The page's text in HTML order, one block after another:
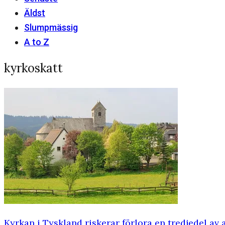
Äldst
Slumpmässig
A to Z
kyrkoskatt